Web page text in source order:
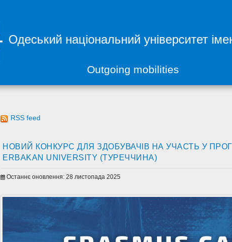
Одеський національний університет
Outgoing mobilities
RSS feed
НОВИЙ КОНКУРС ДЛЯ ЗДОБУВАЧІВ НА УЧАСТЬ У
ERBAKAN UNIVERSITY (ТУРЕЧЧИНА)
Останнє оновлення: 28 листопада 2025